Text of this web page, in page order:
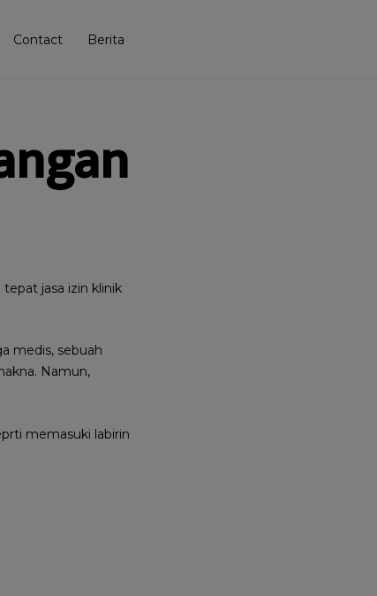
Contact Berita
jasa izin klinik
medis, sebuah
Namun,
memasuki labirin